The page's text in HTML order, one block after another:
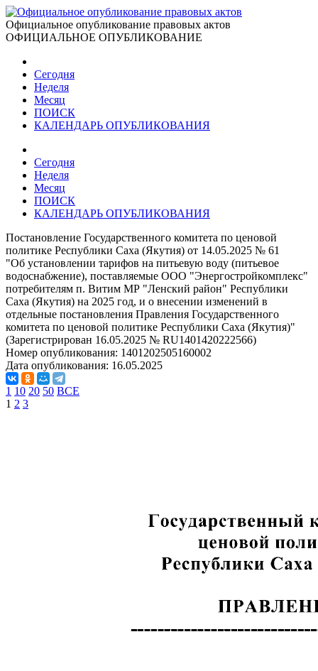
Официальное опубликование правовых актов
ОФИЦИАЛЬНОЕ ОПУБЛИКОВАНИЕ
Сегодня
Неделя
Месяц
ПОИСК
КАЛЕНДАРЬ ОПУБЛИКОВАНИЯ
Сегодня
Неделя
Месяц
ПОИСК
КАЛЕНДАРЬ ОПУБЛИКОВАНИЯ
Постановление Государственного комитета по ценовой
политике Республики Саха (Якутия) от 14.05.2025 № 61
"Об установлении тарифов на питьевую воду (питьевое
водоснабжение), поставляемые ООО "Энергостройкомплекс"
потребителям п. Витим МР "Ленский район" Республики
Саха (Якутия) на 2025 год, и о внесении изменений в
отдельные постановления Правления Государственного
комитета по ценовой политике Республики Саха (Якутия)"
(Зарегистрирован 16.05.2025 № RU1401420222566)
Номер опубликования: 1401202505160002
Дата опубликования: 16.05.2025
1 10 20 50 ВСЕ
1 2 3